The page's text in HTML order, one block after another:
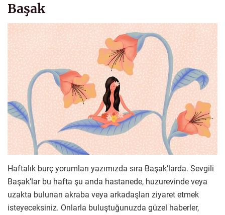
Başak
Haftalık burç yorumları yazımızda sıra Başak’larda. Sevgili
Başak’lar bu hafta şu anda hastanede, huzurevinde veya
uzakta bulunan akraba veya arkadaşları ziyaret etmek
isteyeceksiniz. Onlarla buluştuğunuzda güzel haberler,